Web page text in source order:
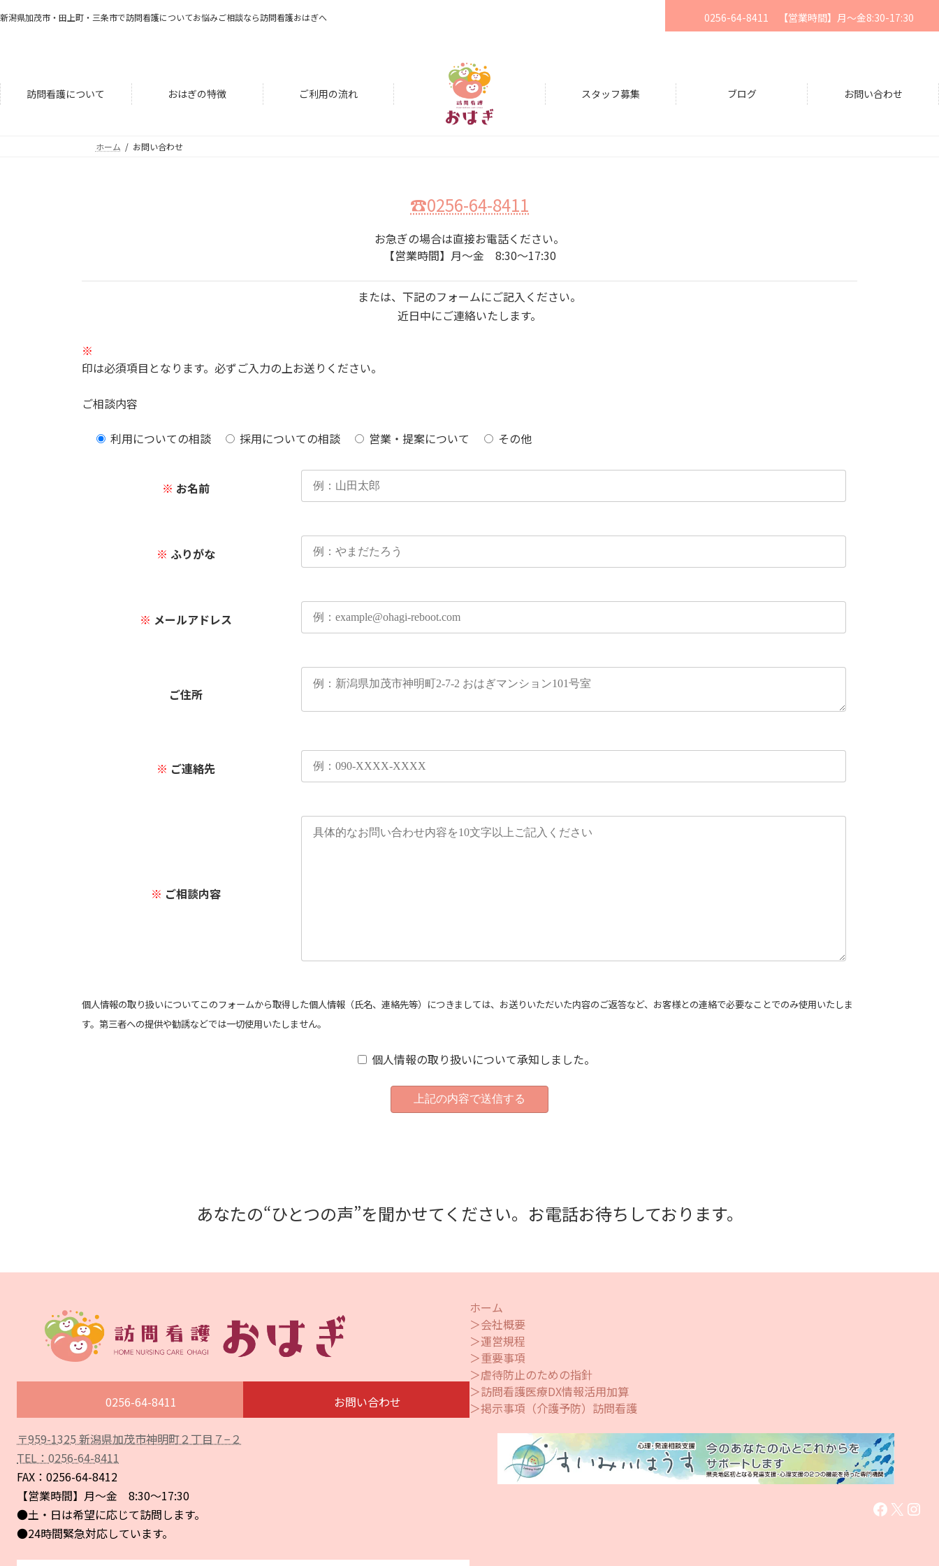
ン
へ
ス
ビ
ョ
ン
新潟県加茂市・田上町・三条市で訪問看護についてお悩みご相談なら訪問看護おはぎへ 0256-64-8411 【営業時間】月〜金8:30-17:30
訪問看護について おはぎの特徴 ご利用の流れ スタッフ募集 ブログ お問い合わせ
ホーム お問い合わせ
☎︎0256-64-8411
お急ぎの場合は直接お電話ください。
【営業時間】月〜金 8:30〜17:30
または、下記のフォームにご記入ください。
近日中にご連絡いたします。
※
印は必須項目となります。必ずご入力の上お送りください。
ご相談内容
利用についての相談 採用についての相談 営業・提案について その他
※ お名前
※ ふりがな
※ メールアドレス
ご住所
※ ご連絡先
※ ご相談内容
個人情報の取り扱いについてこのフォームから取得した個人情報（氏名、連絡先等）につきましては、お送りいただいた内容のご返答など、お客様との連絡で必要なことでのみ使用いたしま
す。第三者への提供や勧誘などでは一切使用いたしません。
個人情報の取り扱いについて承知しました。
あなたの“ひとつの声”を聞かせてください。お電話お待ちしております。
0256-64-8411 お問い合わせ
〒959-1325 新潟県加茂市神明町２丁目７−２
TEL：0256-64-8411
FAX：0256-64-8412
【営業時間】月〜金 8:30〜17:30
●土・日は希望に応じて訪問します。
●24時間緊急対応しています。
ホーム
＞会社概要
＞運営規程
＞重要事項
＞虐待防止のための指針
＞訪問看護医療DX情報活用加算
＞掲示事項（介護予防）訪問看護
X